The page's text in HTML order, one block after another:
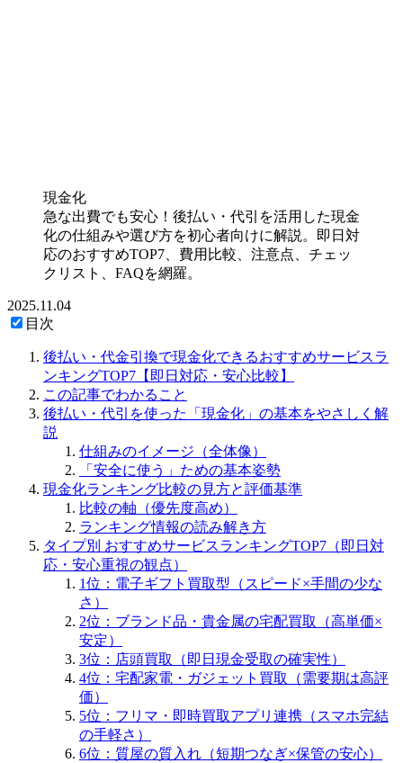
現金化
急な出費でも安心！後払い・代引を活用した現金
化の仕組みや選び方を初心者向けに解説。即日対
応のおすすめTOP7、費用比較、注意点、チェッ
クリスト、FAQを網羅。
2025.11.04
目次
後払い・代金引換で現金化できるおすすめサービスラ
ンキングTOP7【即日対応・安心比較】
この記事でわかること
後払い・代引を使った「現金化」の基本をやさしく解
説
仕組みのイメージ（全体像）
「安全に使う」ための基本姿勢
現金化ランキング比較の見方と評価基準
比較の軸（優先度高め）
ランキング情報の読み解き方
タイプ別 おすすめサービスランキングTOP7（即日対
応・安心重視の観点）
1位：電子ギフト買取型（スピード×手間の少な
さ）
2位：ブランド品・貴金属の宅配買取（高単価×
安定）
3位：店頭買取（即日現金受取の確実性）
4位：宅配家電・ガジェット買取（需要期は高評
価）
5位：フリマ・即時買取アプリ連携（スマホ完結
の手軽さ）
6位：質屋の質入れ（短期つなぎ×保管の安心）